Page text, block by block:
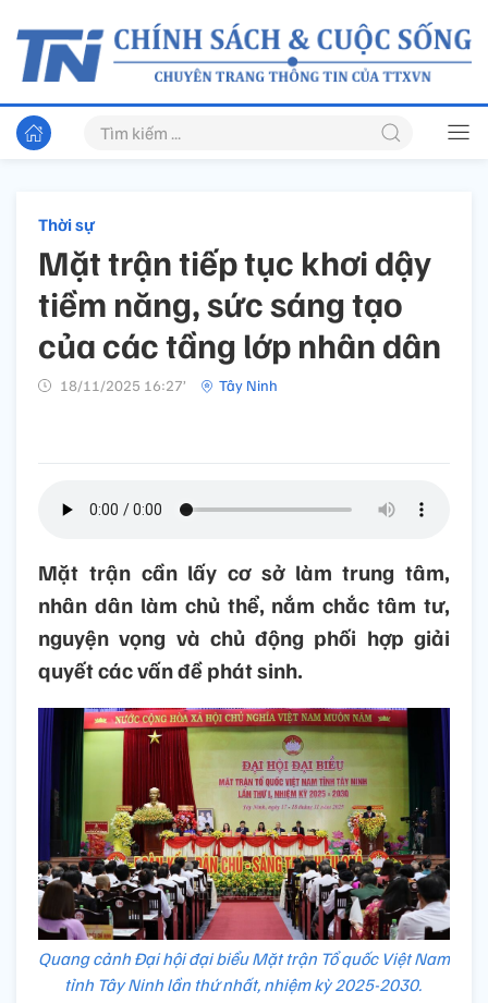
Thời sự
Mặt trận tiếp tục khơi dậy
tiềm năng, sức sáng tạo
của các tầng lớp nhân dân
18/11/2025 16:27’ Tây Ninh
Mặt trận cần lấy cơ sở làm trung tâm,
nhân dân làm chủ thể, nắm chắc tâm tư,
nguyện vọng và chủ động phối hợp giải
quyết các vấn đề phát sinh.
Quang cảnh Đại hội đại biểu Mặt trận Tổ quốc Việt Nam
tỉnh Tây Ninh lần thứ nhất, nhiệm kỳ 2025-2030.